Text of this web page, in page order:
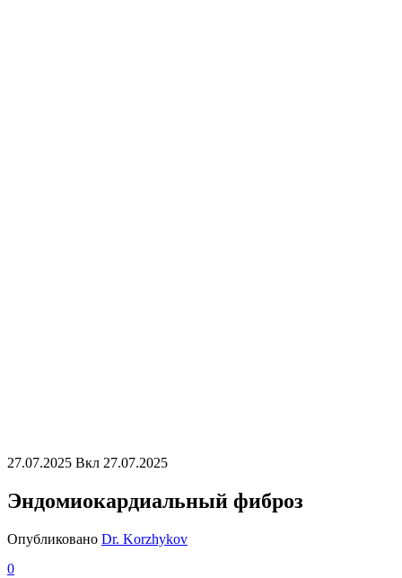
27.07.2025 Вкл 27.07.2025
Эндомиокардиальный фиброз
Опубликовано Dr. Korzhykov
0